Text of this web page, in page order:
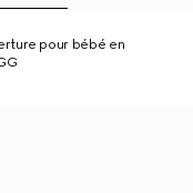
pour bébé en